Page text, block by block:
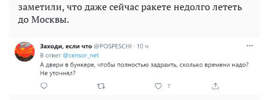
заметили, что даже сейчас ракете недолго лететь
до Москвы.